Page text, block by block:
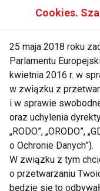
mnóstwo
22 sierpnia
Kielcach
house. Włoski
Ivan Robustelli,
nietuzinkową,
Uczestnicy
na stylu house.
wzbogacenia
Szkolenie będzie
Cookies.
25 maja 2018 roku
Parlamentu
kwietnia 2016 r. w
w związku z
i w sprawie
oraz uchylenia
„RODO”, „ORODO”,
o Ochronie Danych”).
W związku z tym
o przetwarzaniu
będzie się to